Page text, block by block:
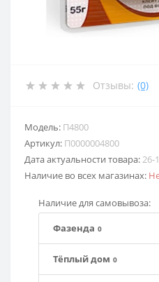
Отзывы: (0)
Модель: П4800
Артикул: П0000004800
Дата актуальности товара: 26-
Наличие во всех магазинах:
Наличие для самовывоза:
Фазенда 0
Тёплый дом 0